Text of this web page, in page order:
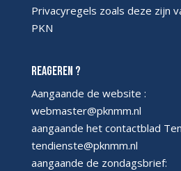
Privacyregels zoals deze zijn
PKN
Reageren ?
Aangaande de website :
webmaster@pknmm.nl
aangaande het contactblad
tendienste@pknmm.nl
aangaande de zondagsbrief: